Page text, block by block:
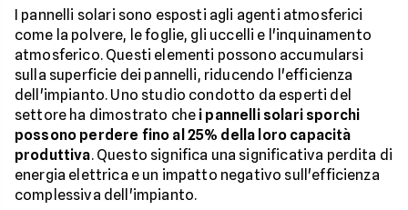
I pannelli solari sono esposti agli agenti atmosferici
come la polvere, le foglie, gli uccelli e l'inquinamento
atmosferico. Questi elementi possono accumularsi
sulla superficie dei pannelli, riducendo l'efficienza
dell'impianto. Uno studio condotto da esperti del
settore ha dimostrato che i pannelli solari sporchi
possono perdere fino al 25% della loro capacità
produttiva. Questo significa una significativa perdita di
energia elettrica e un impatto negativo sull'efficienza
complessiva dell'impianto.